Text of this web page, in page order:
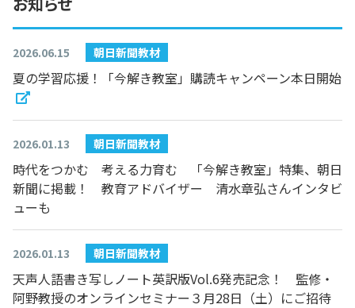
2026.06.15 朝日新聞教材
夏の学習応援！「今解き教室」購読キャンペーン本日開始
2026.01.13 朝日新聞教材
時代をつかむ 考える力育む 「今解き教室」特集、朝日
新聞に掲載！ 教育アドバイザー 清水章弘さんインタビ
ューも
2026.01.13 朝日新聞教材
天声人語書き写しノート英訳版Vol.6発売記念！ 監修・
阿野教授のオンラインセミナー３月28日（土）にご招待